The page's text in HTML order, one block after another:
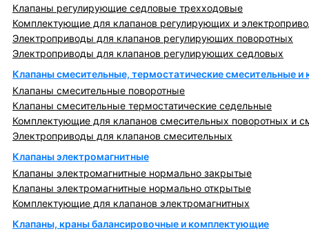
Клапаны регулирующие седловые трехходовые
Комплектующие для клапанов регулирующих и
Электроприводы для клапанов регулирующих поворотных
Электроприводы для клапанов регулирующих седловых
Клапаны смесительные, термостатические смесительные
Клапаны смесительные поворотные
Клапаны смесительные термостатические седельные
Комплектующие для клапанов смесительных поворотных и
Электроприводы для клапанов смесительных
Клапаны электромагнитные
Клапаны электромагнитные нормально закрытые
Клапаны электромагнитные нормально открытые
Комплектующие для клапанов электромагнитных
Клапаны, краны балансировочные и комплектующие